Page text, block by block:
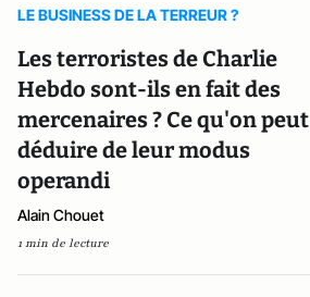
LE BUSINESS DE LA TERREUR ?
Les terroristes de Charlie
Hebdo sont-ils en fait des
mercenaires ? Ce qu'on peut
déduire de leur modus
operandi
Alain Chouet
1 min de lecture